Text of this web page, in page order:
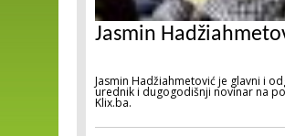
Jasmin
Jasmin Hadžiahmetović je glavni i
urednik i dugogodišnji novinar na
Klix.ba.